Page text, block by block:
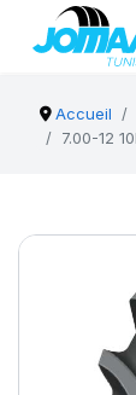
Accueil
7.00-12